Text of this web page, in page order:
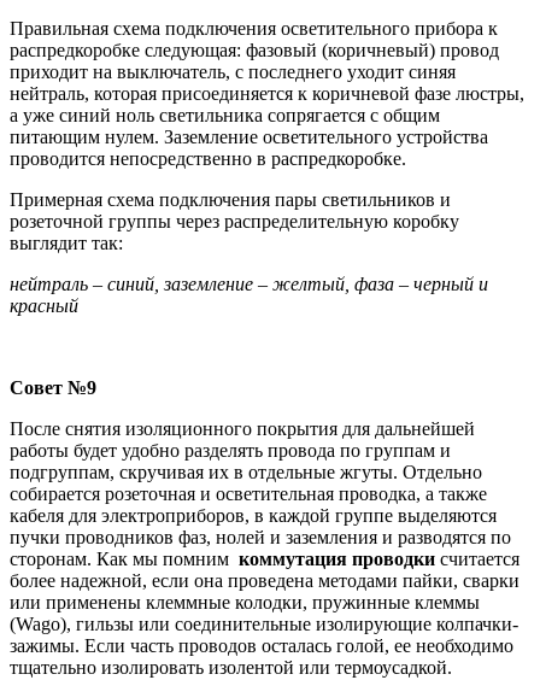
Правильная схема подключения осветительного прибора к
распредкоробке следующая: фазовый (коричневый) провод
приходит на выключатель, с последнего уходит синяя
нейтраль, которая присоединяется к коричневой фазе люстры,
а уже синий ноль светильника сопрягается с общим
питающим нулем. Заземление осветительного устройства
проводится непосредственно в распредкоробке.
Примерная схема подключения пары светильников и
розеточной группы через распределительную коробку
выглядит так:
нейтраль – синий, заземление – желтый, фаза – черный и
красный
Совет №9
После снятия изоляционного покрытия для дальнейшей
работы будет удобно разделять провода по группам и
подгруппам, скручивая их в отдельные жгуты. Отдельно
собирается розеточная и осветительная проводка, а также
кабеля для электроприборов, в каждой группе выделяются
пучки проводников фаз, нолей и заземления и разводятся по
сторонам. Как мы помним коммутация проводки считается
более надежной, если она проведена методами пайки, сварки
или применены клеммные колодки, пружинные клеммы
(Wago), гильзы или соединительные изолирующие колпачки-
зажимы. Если часть проводов осталась голой, ее необходимо
тщательно изолировать изолентой или термоусадкой.